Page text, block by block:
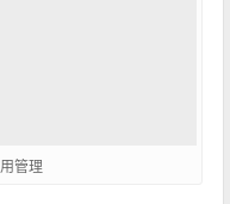
管理